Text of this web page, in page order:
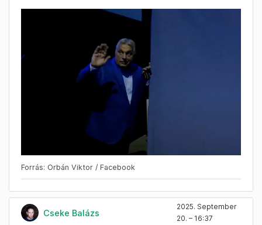
Forrás: Orbán Viktor / Facebook
Cseke Balázs
2025. September
20. – 16:37